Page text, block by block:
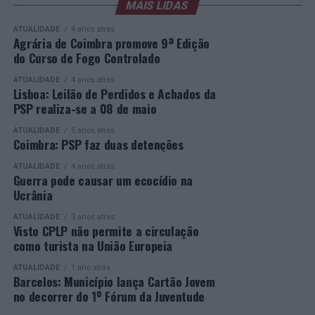
sociedade civil e empresas. Segue-se, à noite, a Gala de
Entrega dos Prémios, durante a qual serão anunciados
os vencedores de cada categoria, estando prevista a
presença de mais de 500 participantes.
Mais informações em:
https://awards.innovationinpolitics.eu/
respostas educativas capazes de dar uma segunda
oportunidade a quem pretende concluir o ensino
secundário e reforçar as suas competências pessoais e
profissionais.
Durante a cerimónia foi ainda reconhecido o trabalho
desenvolvido por toda a equipa de formadores e
para o sucesso desta edição do Curso EFA.
A Escola de Tecnologia e Gestão de Barcelos continua a
afirmar-se como uma referência na formação
profissional e na qualificação de adultos, contribuindo
para o desenvolvimento de competências, o aumento da
empregabilidade e a valorização do capital humano do
concelho e da região.
A Empresa Municipal de Educação e Cultura de Barcelos
felicita todos os diplomados por esta importante
MAIS LIDAS
ATUALIDADE 4 anos atrás
Agrária de Coimbra promove 9ª Edição
do Curso de Fogo Controlado
ATUALIDADE 4 anos atrás
Lisboa: Leilão de Perdidos e Achados da
PSP realiza-se a 08 de maio
ATUALIDADE 5 anos atrás
Coimbra: PSP faz duas detenções
ATUALIDADE 4 anos atrás
Guerra pode causar um ecocídio na
Ucrânia
ATUALIDADE 3 anos atrás
Visto CPLP não permite a circulação
como turista na União Europeia
ATUALIDADE 1 ano atrás
Barcelos: Município lança Cartão Jovem
no decorrer do 1º Fórum da Juventude